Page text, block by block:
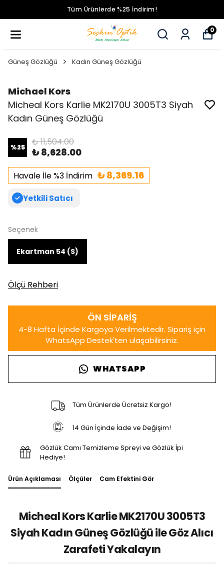
Tüm Ürünlerde %25 İndirim!
0
Güneş Gözlüğü Kadın Güneş Gözlüğü
Michael Kors
Micheal Kors Karlie MK2170U 3005T3 Siyah
Kadın Güneş Gözlüğü
%25 ₺ 11,504.00
₺ 8,628.00
Havale İle %3 İndirim ₺ 8,369.16
Yetkili Satıcı
Seçenek
Ekartman 54 (S)
Ölçü Rehberi
WHATSAPP
Tüm Ürünlerde Ücretsiz Kargo!
14 Gün İçinde İade ve Değişim!
Gözlük Camı Temizleme Spreyi ve Gözlük İpi
Hediye!
Ürün Açıklaması Ölçüler Cam Efektini Gör
Micheal Kors Karlie MK2170U 3005T3
Siyah Kadın Güneş Gözlüğü ile Göz Alıcı
Zarafeti Yakalayın